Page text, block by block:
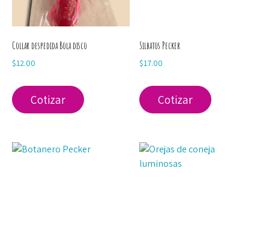
Collar despedida Bola disco
$12.00
Cotizar
Silbatos Pecker
$17.00
Cotizar